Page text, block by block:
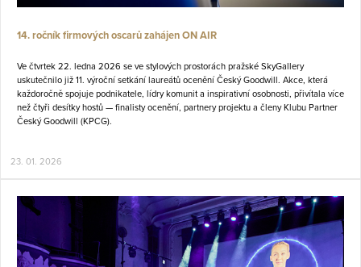
14. ročník firmových oscarů zahájen ON AIR
Ve čtvrtek 22. ledna 2026 se ve stylových prostorách pražské SkyGallery
uskutečnilo již 11. výroční setkání laureátů ocenění Český Goodwill. Akce, která
každoročně spojuje podnikatele, lídry komunit a inspirativní osobnosti, přivítala více
než čtyři desítky hostů — finalisty ocenění, partnery projektu a členy Klubu Partner
Český Goodwill (KPCG).
23. 01. 2026